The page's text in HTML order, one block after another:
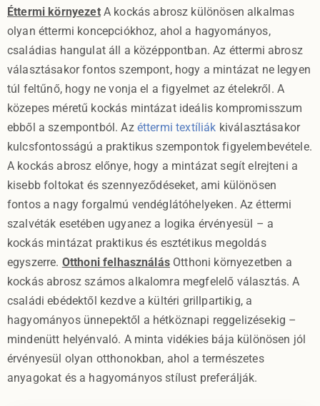
Éttermi környezet A kockás abrosz különösen alkalmas
olyan éttermi koncepciókhoz, ahol a hagyományos,
családias hangulat áll a középpontban. Az éttermi abrosz
választásakor fontos szempont, hogy a mintázat ne legyen
túl feltűnő, hogy ne vonja el a figyelmet az ételekről. A
közepes méretű kockás mintázat ideális kompromisszum
ebből a szempontból. Az éttermi textíliák kiválasztásakor
kulcsfontosságú a praktikus szempontok figyelembevétele.
A kockás abrosz előnye, hogy a mintázat segít elrejteni a
kisebb foltokat és szennyeződéseket, ami különösen
fontos a nagy forgalmú vendéglátóhelyeken. Az éttermi
szalvéták esetében ugyanez a logika érvényesül – a
kockás mintázat praktikus és esztétikus megoldás
egyszerre. Otthoni felhasználás Otthoni környezetben a
kockás abrosz számos alkalomra megfelelő választás. A
családi ebédektől kezdve a kültéri grillpartikig, a
hagyományos ünnepektől a hétköznapi reggelizésekig –
mindenütt helyénvaló. A minta vidékies bája különösen jól
érvényesül olyan otthonokban, ahol a természetes
anyagokat és a hagyományos stílust preferálják.